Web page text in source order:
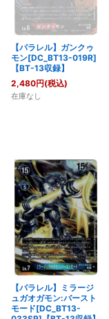
【パラレル】ガンクゥ
モン[DC_BT13-019R]
【BT-13収録】
2,480円(税込)
在庫なし
【パラレル】ミラージ
ュガオガモン:バースト
モード[DC_BT13-